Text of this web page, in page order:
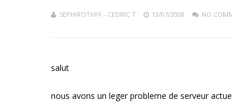
SEPHIROTHFF - CEDRIC T 13/07/2008 NO
salut
nous avons un leger probleme de serveur